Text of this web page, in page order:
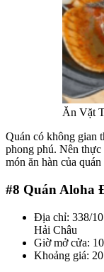
Ăn Vặt
Quán có không gian
phong phú. Nên
món ăn hàn của
#8 Quán Aloha
Địa chỉ: 338/
Hải Châu
Giờ mở cửa:
Khoảng giá: